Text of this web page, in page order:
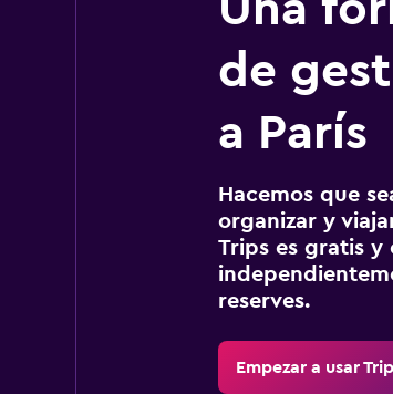
de
a París
Hacemos que
organizar y
Trips es gratis y
reserves.
Empezar a usar